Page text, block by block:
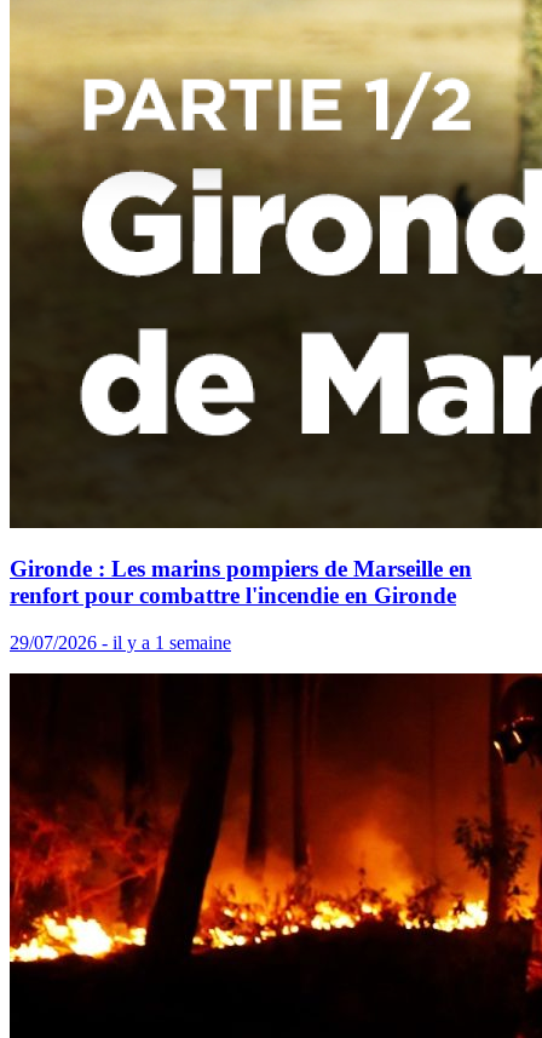
Gironde : Les marins pompiers de Marseille en
renfort pour combattre l'incendie en Gironde
29/07/2026 - il y a 1 semaine